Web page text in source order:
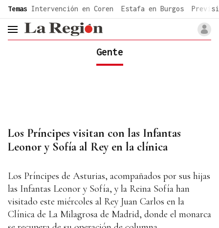
common.go-to-content
Temas Intervención en Coren Estafa en Burgos
header.menu.open
Gente
Los Príncipes visitan con las Infantas
Leonor y Sofía al Rey en la clínica
Los Príncipes de Asturias, acompañados por sus hijas
las Infantas Leonor y Sofía, y la Reina Sofía han
visitado este miércoles al Rey Juan Carlos en la
Clínica de La Milagrosa de Madrid, donde el monarca